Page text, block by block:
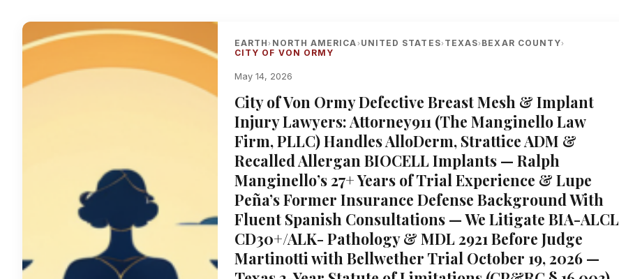
EARTH› NORTH AMERICA› UNITED STATES› TEXAS› BEXAR COUNTY›
CITY OF VON ORMY
May 14, 2026
City of Von Ormy Defective Breast Mesh & Implant
Injury Lawyers: Attorney911 (The Manginello Law
Firm, PLLC) Handles AlloDerm, Strattice ADM &
Recalled Allergan BIOCELL Implants — Ralph
Manginello’s 27+ Years of Trial Experience & Lupe
Peña’s Former Insurance Defense Background With
Fluent Spanish Consultations — We Litigate BIA-ALCL
CD30+/ALK- Pathology & MDL 2921 Before Judge
Martinotti with Bellwether Trial October 19, 2026 —